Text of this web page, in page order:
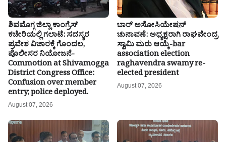
ಶಿವಮೊಗ್ಗ ಜಿಲ್ಲಾ ಕಾಂಗ್ರೆಸ್
ಕಚೇರಿಯಲ್ಲಿ ಗಲಾಟೆ: ಸದಸ್ಯರ
ಪ್ರವೇಶ ವಿಚಾರಕ್ಕೆ ಗೊಂದಲ,
ಪೊಲೀಸರ ನಿಯೋಜನೆ-
Commotion at Shivamogga
District Congress Office:
Confusion over member
entry; police deployed.
August 07, 2026
ಬಾರ್ ಅಸೋಸಿಯೇಷನ್
ಚುನಾವಣೆ: ಅಧ್ಯಕ್ಷರಾಗಿ ರಾಘವೇಂದ್ರ
ಸ್ವಾಮಿ ಮರು ಆಯ್ಕೆ-bar
association election
raghavendra swamy re-
elected president
August 07, 2026